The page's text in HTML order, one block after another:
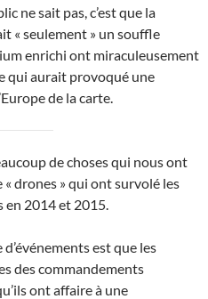
ne sait pas, c’est que la
« seulement » un souffle
enrichi ont miraculeusement
qui aurait provoqué une
de la carte.
de choses qui nous ont
« drones » qui ont survolé les
en 2014 et 2015.
est que les
des commandements
ont affaire à une